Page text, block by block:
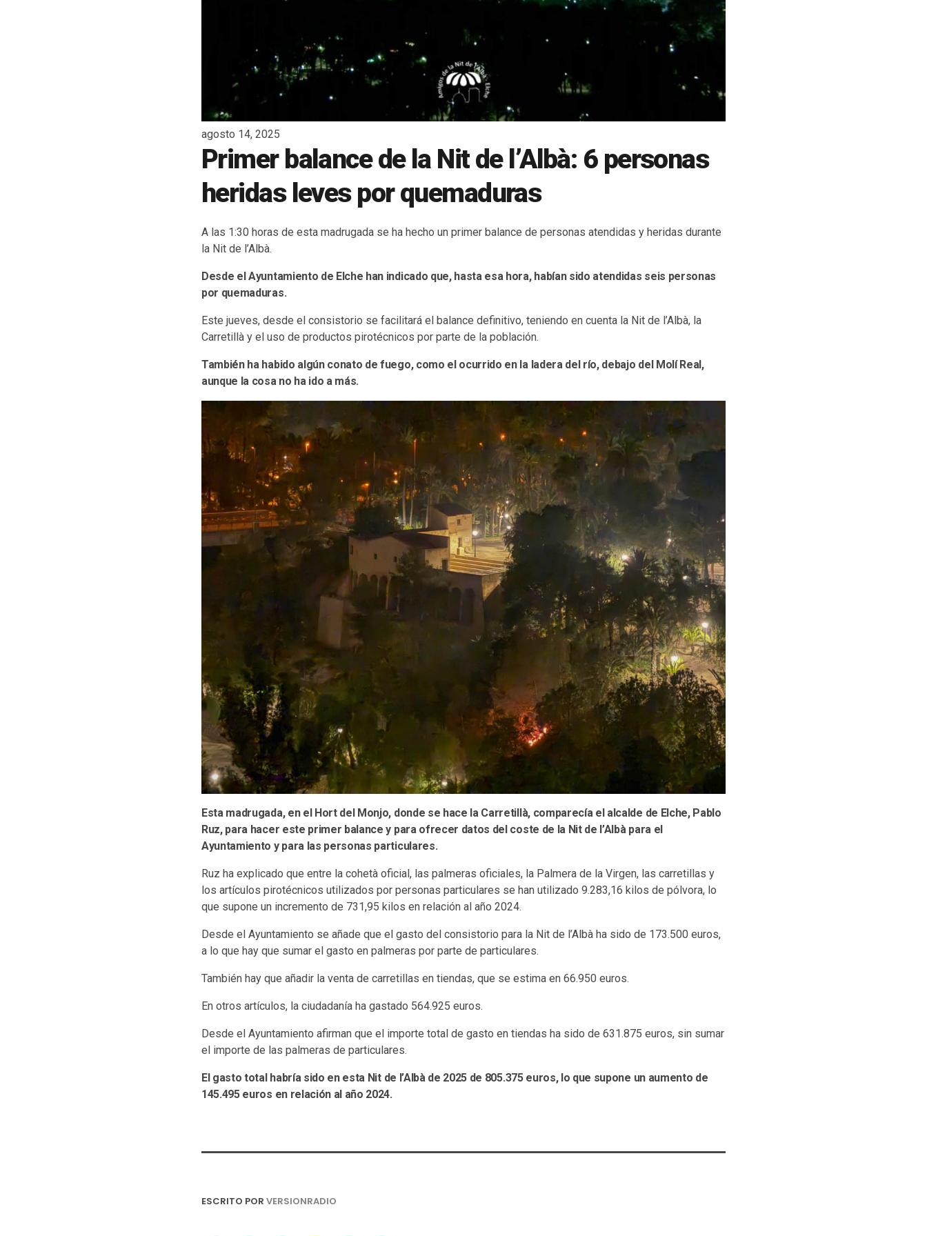
agosto 14, 2025
Primer balance de la Nit de l’Albà: 6 personas
heridas leves por quemaduras
A las 1:30 horas de esta madrugada se ha hecho un primer balance de personas atendidas y heridas durante
la Nit de l’Albà.
Desde el Ayuntamiento de Elche han indicado que, hasta esa hora, habían sido atendidas seis personas
por quemaduras.
Este jueves, desde el consistorio se facilitará el balance definitivo, teniendo en cuenta la Nit de l’Albà, la
Carretillà y el uso de productos pirotécnicos por parte de la población.
También ha habido algún conato de fuego, como el ocurrido en la ladera del río, debajo del Molí Real,
aunque la cosa no ha ido a más.
Esta madrugada, en el Hort del Monjo, donde se hace la Carretillà, comparecía el alcalde de Elche, Pablo
Ruz, para hacer este primer balance y para ofrecer datos del coste de la Nit de l’Albà para el
Ayuntamiento y para las personas particulares.
Ruz ha explicado que entre la cohetà oficial, las palmeras oficiales, la Palmera de la Virgen, las carretillas y
los artículos pirotécnicos utilizados por personas particulares se han utilizado 9.283,16 kilos de pólvora, lo
que supone un incremento de 731,95 kilos en relación al año 2024.
Desde el Ayuntamiento se añade que el gasto del consistorio para la Nit de l’Albà ha sido de 173.500 euros,
a lo que hay que sumar el gasto en palmeras por parte de particulares.
También hay que añadir la venta de carretillas en tiendas, que se estima en 66.950 euros.
En otros artículos, la ciudadanía ha gastado 564.925 euros.
Desde el Ayuntamiento afirman que el importe total de gasto en tiendas ha sido de 631.875 euros, sin sumar
el importe de las palmeras de particulares.
El gasto total habría sido en esta Nit de l’Albà de 2025 de 805.375 euros, lo que supone un aumento de
145.495 euros en relación al año 2024.
ESCRITO POR VERSIONRADIO